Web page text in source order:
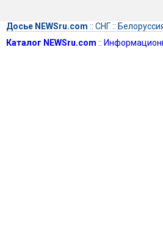
Досье NEWSru.com :: СНГ::
Каталог NEWSru.com ::